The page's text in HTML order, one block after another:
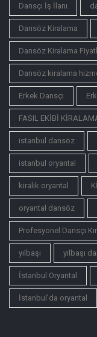
Dansçı İş İlanı
Dansöz Kiralama
Dansöz Kiralama
Dansöz kiralama
Erkek Dansçı
FASIL EKİBİ
istanbul dansöz
istanbul oryantal
kiralık oryantal
oryantal dansöz
Profesyonel Dansçı
yılbaşı yılbaşı
İstanbul Oryantal
İstanbul’da oryantal